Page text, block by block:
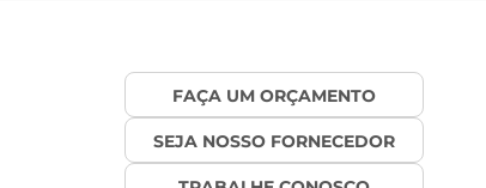
FAÇA UM ORÇAMENTO
SEJA NOSSO FORNECEDOR